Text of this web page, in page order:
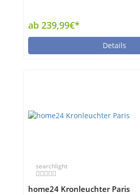
ab 239,99€*
Details
searchlight
home24 Kronleuchter Paris